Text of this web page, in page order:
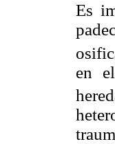
Es
en